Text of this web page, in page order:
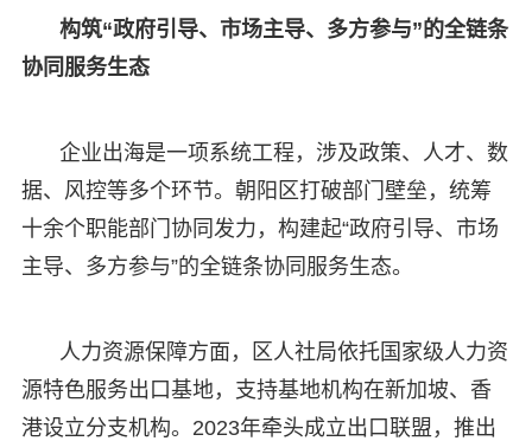
构筑“政府引导、市场主导、多方参与”的全链条
协同服务生态
企业出海是一项系统工程，涉及政策、人才、数
据、风控等多个环节。朝阳区打破部门壁垒，统筹
十余个职能部门协同发力，构建起“政府引导、市场
主导、多方参与”的全链条协同服务生态。
人力资源保障方面，区人社局依托国家级人力资
源特色服务出口基地，支持基地机构在新加坡、香
港设立分支机构。2023年牵头成立出口联盟，推出